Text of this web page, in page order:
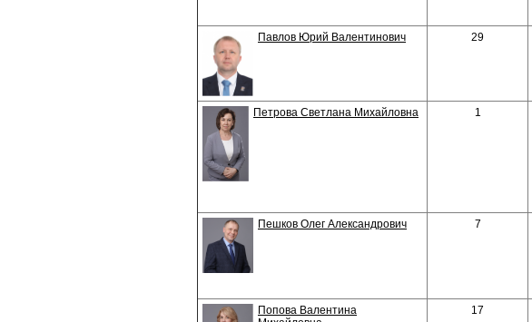
Павлов Юрий Валентинович
29
Петрова Светлана Михайловна
1
Пешков Олег Александрович
7
Попова Валентина
17